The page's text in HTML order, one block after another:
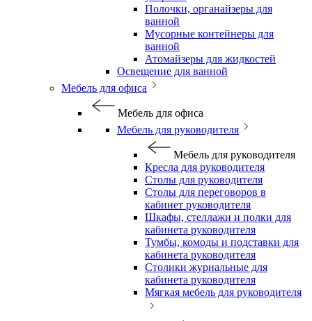
Полочки, органайзеры для
ванной
Мусорные контейнеры для
ванной
Атомайзеры для жидкостей
Освещение для ванной
Мебель для офиса
Мебель для офиса
Мебель для руководителя
Мебель для руководителя
Кресла для руководителя
Столы для руководителя
Столы для переговоров в
кабинет руководителя
Шкафы, стеллажи и полки для
кабинета руководителя
Тумбы, комоды и подставки для
кабинета руководителя
Столики журнальные для
кабинета руководителя
Мягкая мебель для руководителя